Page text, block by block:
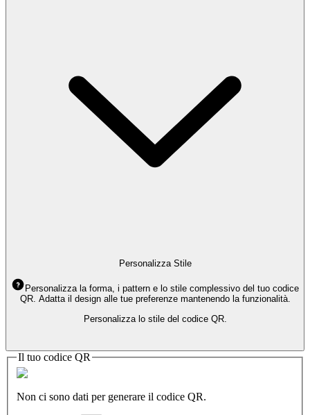
Personalizza Stile
Personalizza la forma, i pattern e lo stile complessivo del tuo codice
QR. Adatta il design alle tue preferenze mantenendo la funzionalità.
Personalizza lo stile del codice QR.
Il tuo codice QR
Non ci sono dati per generare il codice QR.